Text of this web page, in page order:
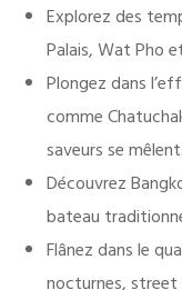
Explorez des
Palais, Wat Pho
Plongez dans
comme
saveurs se mêlent.
Découvrez
bateau
Flânez dans le